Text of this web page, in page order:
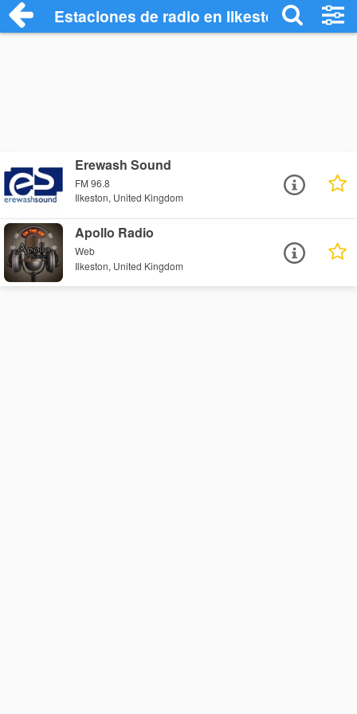
Estaciones de radio en Ilkeston -
Erewash Sound
FM 96.8
Ilkeston, United Kingdom
Apollo Radio
Web
Ilkeston, United Kingdom